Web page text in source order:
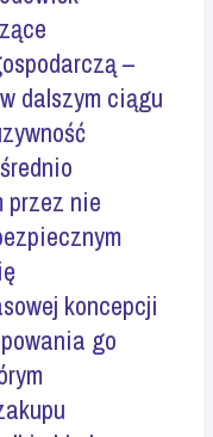
–
dalszym ciągu
przez nie
koncepcji
go